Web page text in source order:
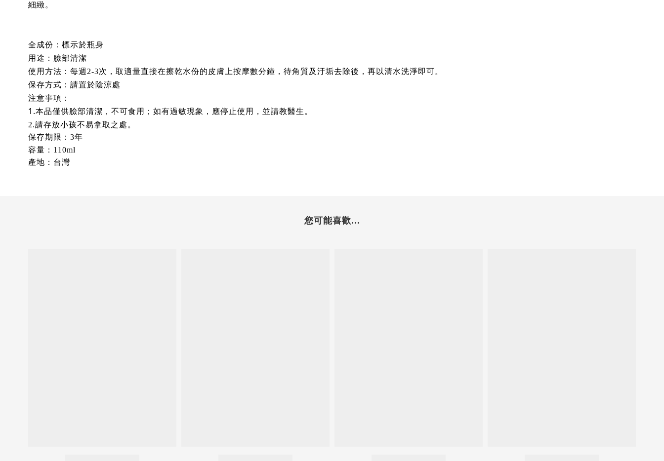
細緻。
全成份：標示於瓶身
用途： 臉部清潔
使用方法： 每週2-3次，取適量直接在擦乾水份的皮膚上按摩數分鐘，待角質及汙垢去除後，再以清水洗淨即可。
保存方式：請置於陰涼處
注意事項：
1.本品僅供臉部清潔，不可食用；如有過敏現象，應停止使用，並請教醫生。
2.請存放小孩不易拿取之處。
保存期限：3年
容量：110ml
產地：台灣
您可能喜歡...